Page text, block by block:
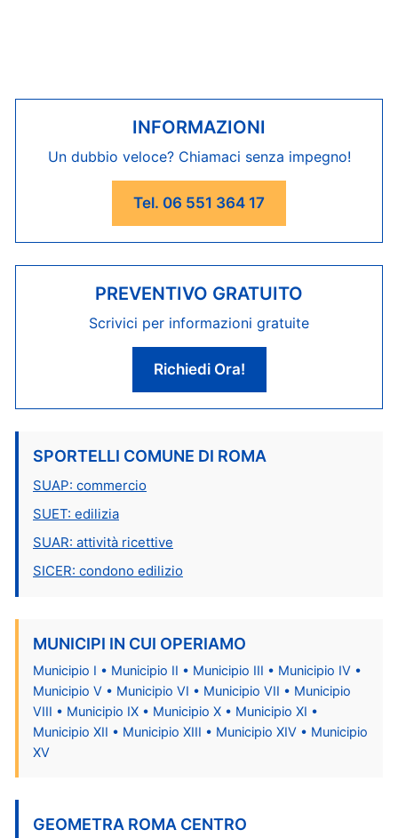
INFORMAZIONI
Un dubbio veloce? Chiamaci senza impegno!
Tel. 06 551 364 17
PREVENTIVO GRATUITO
Scrivici per informazioni gratuite
Richiedi Ora!
SPORTELLI COMUNE DI ROMA
SUAP: commercio
SUET: edilizia
SUAR: attività ricettive
SICER: condono edilizio
MUNICIPI IN CUI OPERIAMO
Municipio I • Municipio II • Municipio III • Municipio IV •
Municipio V • Municipio VI • Municipio VII • Municipio
VIII • Municipio IX • Municipio X • Municipio XI •
Municipio XII • Municipio XIII • Municipio XIV • Municipio
XV
GEOMETRA ROMA CENTRO